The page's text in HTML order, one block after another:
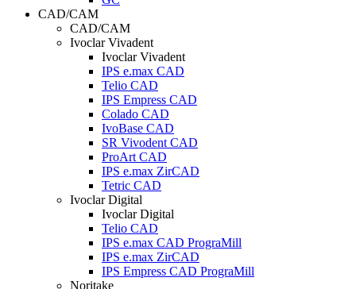
CAD/CAM
CAD/CAM
Ivoclar Vivadent
Ivoclar Vivadent
IPS e.max CAD
Telio CAD
IPS Empress CAD
Colado CAD
IvoBase CAD
SR Vivodent CAD
ProArt CAD
IPS e.max ZirCAD
Tetric CAD
Ivoclar Digital
Ivoclar Digital
Telio CAD
IPS e.max CAD PrograMill
IPS e.max ZirCAD
IPS Empress CAD PrograMill
Noritake